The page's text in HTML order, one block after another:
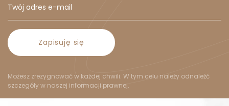
Zapisuję się
Możesz zrezygnować w każdej chwili. W tym celu należy odnaleźć
szczegóły w naszej informacji prawnej.